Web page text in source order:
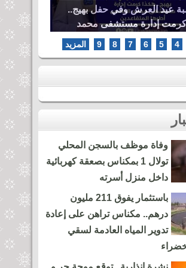
عيد العرش وفي حفل بهيج..
كرمت إدارة مستشفى محمد
المتقاعدين
4
5
6
7
8
9 المزيد
وفاة موظف بالسجن المحلي
تولال 1 بمكناس بصعقة كهربائية
داخل منزل أسرته
باستثمار يفوق 211 مليون
درهم.. مكناس تراهن على إعادة
تدوير المياه العادمة لسقي